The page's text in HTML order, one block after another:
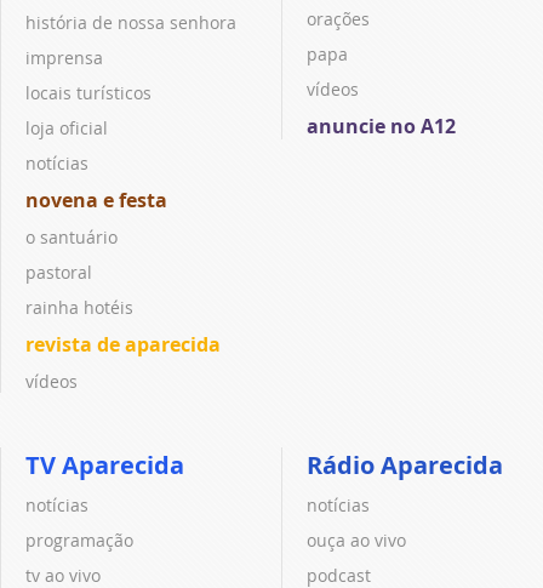
história de nossa senhora
imprensa
locais turísticos
loja oficial
notícias
novena e festa
o santuário
pastoral
rainha hotéis
revista de aparecida
vídeos
orações
papa
vídeos
anuncie no A12
TV Aparecida
notícias
programação
tv ao vivo
Rádio Aparecida
notícias
ouça ao vivo
podcast